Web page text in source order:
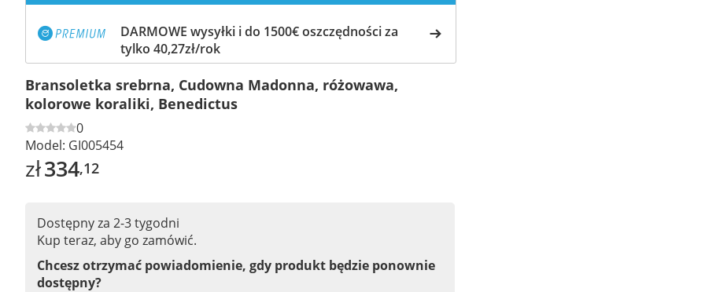
DARMOWE wysyłki i do 1500€ oszczędności za
tylko 40,27zł/rok
Bransoletka srebrna, Cudowna Madonna, różowawa,
kolorowe koraliki, Benedictus
0
Model: GI005454
zł334,12
Dostępny za 2-3 tygodni
Kup teraz, aby go zamówić.
Chcesz otrzymać powiadomienie, gdy produkt będzie ponownie
dostępny?